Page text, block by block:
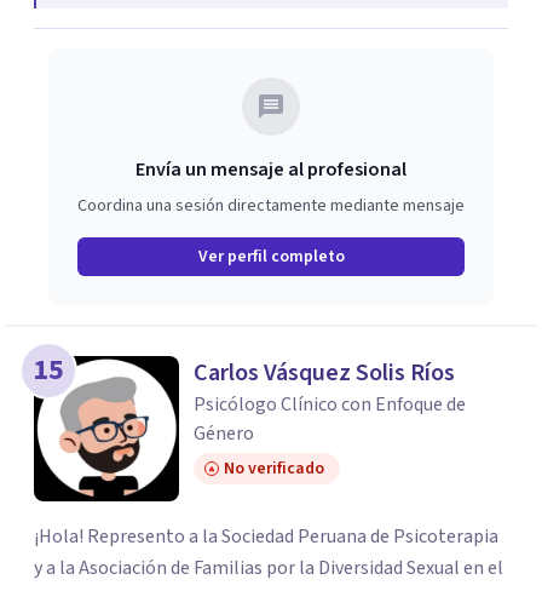
Envía un mensaje al profesional
Coordina una sesión directamente mediante mensaje
Ver perfil completo
15 Carlos Vásquez Solis Ríos
Psicólogo Clínico con Enfoque de
Género
No verificado
¡Hola! Represento a la Sociedad Peruana de Psicoterapia
y a la Asociación de Familias por la Diversidad Sexual en el